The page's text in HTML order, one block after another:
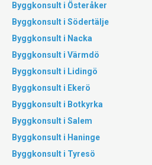
Byggkonsult i Österåker
Byggkonsult i Södertälje
Byggkonsult i Nacka
Byggkonsult i Värmdö
Byggkonsult i Lidingö
Byggkonsult i Ekerö
Byggkonsult i Botkyrka
Byggkonsult i Salem
Byggkonsult i Haninge
Byggkonsult i Tyresö